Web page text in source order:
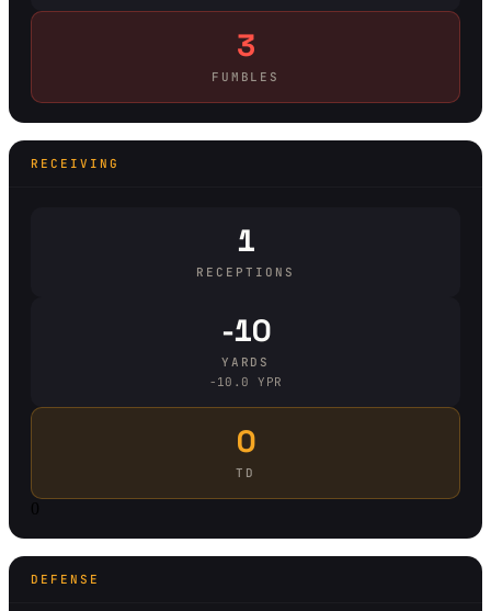
3
FUMBLES
RECEIVING
1
RECEPTIONS
-10
YARDS
-10.0 YPR
0
TD
0
DEFENSE